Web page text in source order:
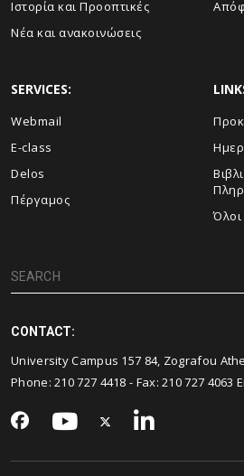
Ιστορία και Προοπτικές
Νέα και ανακοινώσεις
SERVICES:
Webmail
E-class
Delos
Πέργαμος
Όλοι
CONTACT:
University Campus 157 84, Zografou
Phone:210 727 4418 - Fax:210 727 4063